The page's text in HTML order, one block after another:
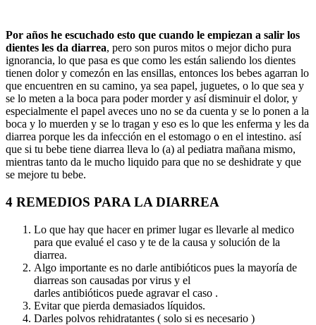
Por años he escuchado esto que cuando le empiezan a salir los
dientes les da diarrea, pero son puros mitos o mejor dicho pura
ignorancia, lo que pasa es que como les están saliendo los dientes
tienen dolor y comezón en las ensillas, entonces los bebes agarran lo
que encuentren en su camino, ya sea papel, juguetes, o lo que sea y
se lo meten a la boca para poder morder y así disminuir el dolor, y
especialmente el papel aveces uno no se da cuenta y se lo ponen a la
boca y lo muerden y se lo tragan y eso es lo que les enferma y les da
diarrea porque les da infección en el estomago o en el intestino. así
que si tu bebe tiene diarrea lleva lo (a) al pediatra mañana mismo,
mientras tanto da le mucho liquido para que no se deshidrate y que
se mejore tu bebe.
4 REMEDIOS PARA LA DIARREA
Lo que hay que hacer en primer lugar es llevarle al medico
para que evalué el caso y te de la causa y solución de la
diarrea.
Algo importante es no darle antibióticos pues la mayoría de
diarreas son causadas por virus y el
darles antibióticos puede agravar el caso .
Evitar que pierda demasiados líquidos.
Darles polvos rehidratantes ( solo si es necesario )